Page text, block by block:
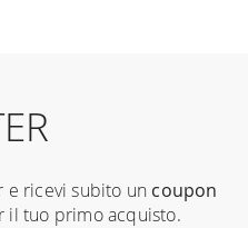
e ricevi subito un coupon
il tuo primo acquisto.